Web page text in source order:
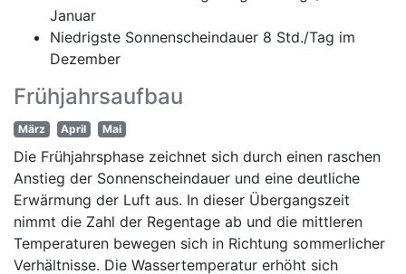
Januar
Niedrigste Sonnenscheindauer 8 Std./Tag im
Dezember
Frühjahrsaufbau
März April Mai
Die Frühjahrsphase zeichnet sich durch einen raschen
Anstieg der Sonnenscheindauer und eine deutliche
Erwärmung der Luft aus. In dieser Übergangszeit
nimmt die Zahl der Regentage ab und die mittleren
Temperaturen bewegen sich in Richtung sommerlicher
Verhältnisse. Die Wassertemperatur erhöht sich